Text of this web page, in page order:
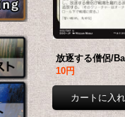
10円